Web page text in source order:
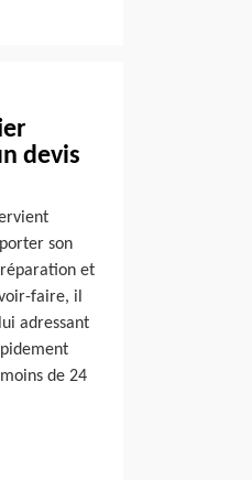
devis
son
et
faire, il
adressant
de 24